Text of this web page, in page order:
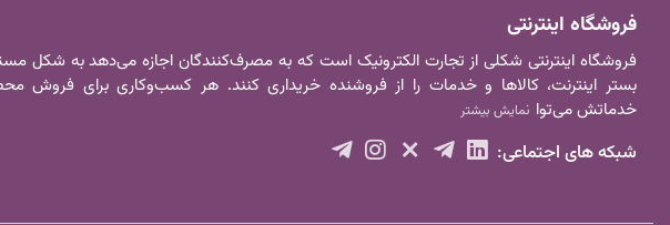
فروشگاه اینترنتی
فروشگاه اینترنتی شکلی از تجارت الکترونیک است که به مصرف‌کنندگان اجازه می‌دهد به شکل
بستر اینترنت، کالا‌ها و خدمات را از فروشنده خریداری کنند. هر کسب‌و‌کاری برای فروش
خدماتش می‌توا نمایش بیشتر
شبکه های اجتماعی: